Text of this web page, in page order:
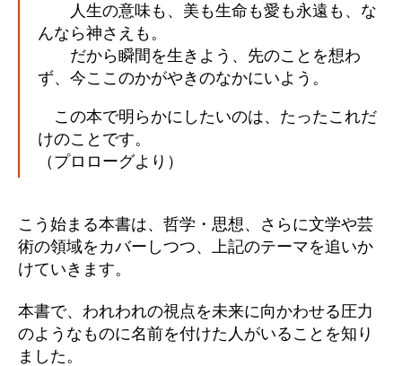
人生の意味も、美も生命も愛も永遠も、な
んなら神さえも。
だから瞬間を生きよう、先のことを想わ
ず、今ここのかがやきのなかにいよう。
この本で明らかにしたいのは、たったこれだ
けのことです。
（プロローグより）
こう始まる本書は、哲学・思想、さらに文学や芸
術の領域をカバーしつつ、上記のテーマを追いか
けていきます。
本書で、われわれの視点を未来に向かわせる圧力
のようなものに名前を付けた人がいることを知り
ました。